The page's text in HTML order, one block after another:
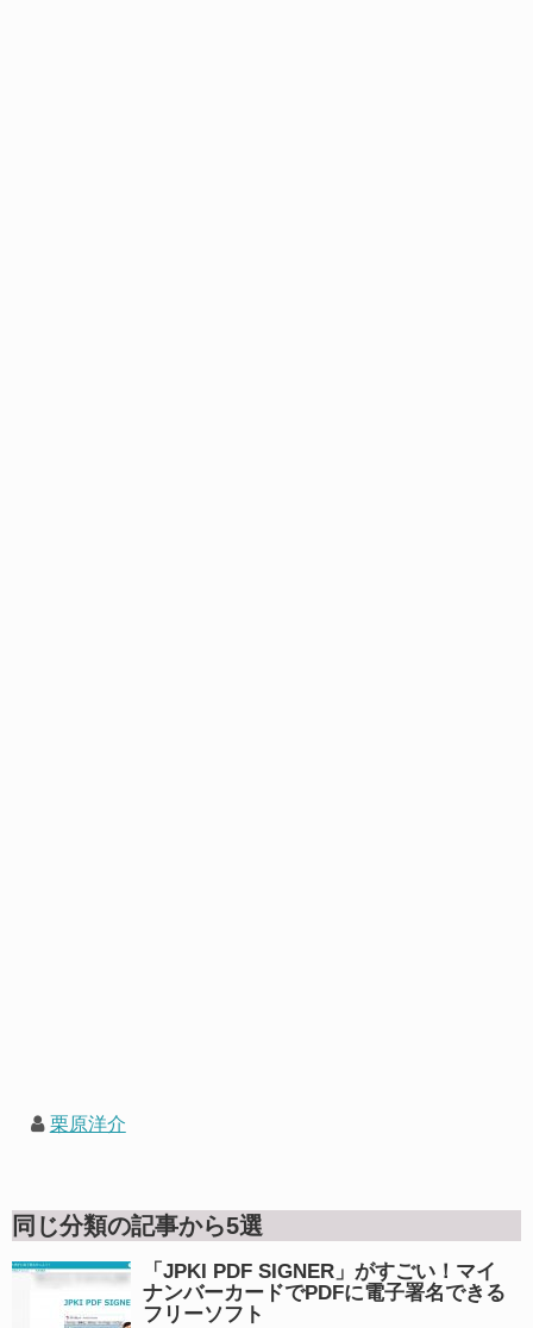
栗原洋介
同じ分類の記事から5選
「JPKI PDF SIGNER」がすごい！マイ
ナンバーカードでPDFに電子署名できる
フリーソフト